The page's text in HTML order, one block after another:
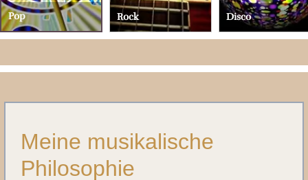
Pop Rock Disco
Meine musikalische
Philosophie